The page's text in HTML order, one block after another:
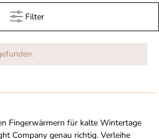
Filter
Fingerwärmern für kalte Wintertage
Company genau richtig. Verleihe